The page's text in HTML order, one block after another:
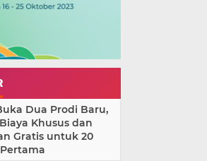
Dua Prodi Baru,
Khusus dan
Gratis untuk 20